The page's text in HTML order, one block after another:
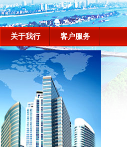
关于我行 客户服务